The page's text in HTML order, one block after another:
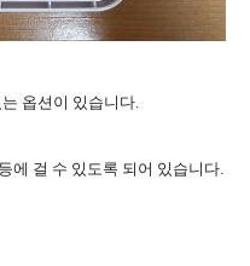
옵션이 있습니다.
에 걸 수 있도록 되어 있습니다.